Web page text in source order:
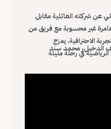
عن شركته العائلية مقابل
غير محسوبة مع فريق من
الاحترافية. يمزج
في رحلة مليئة
الدخيل، محمد سند